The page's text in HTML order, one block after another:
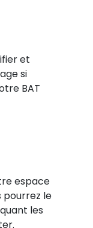
et
si
BAT
espace
pourrez le
les